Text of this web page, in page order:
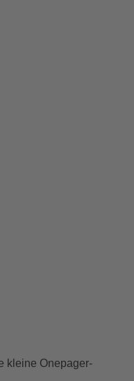
kleine Onepager-